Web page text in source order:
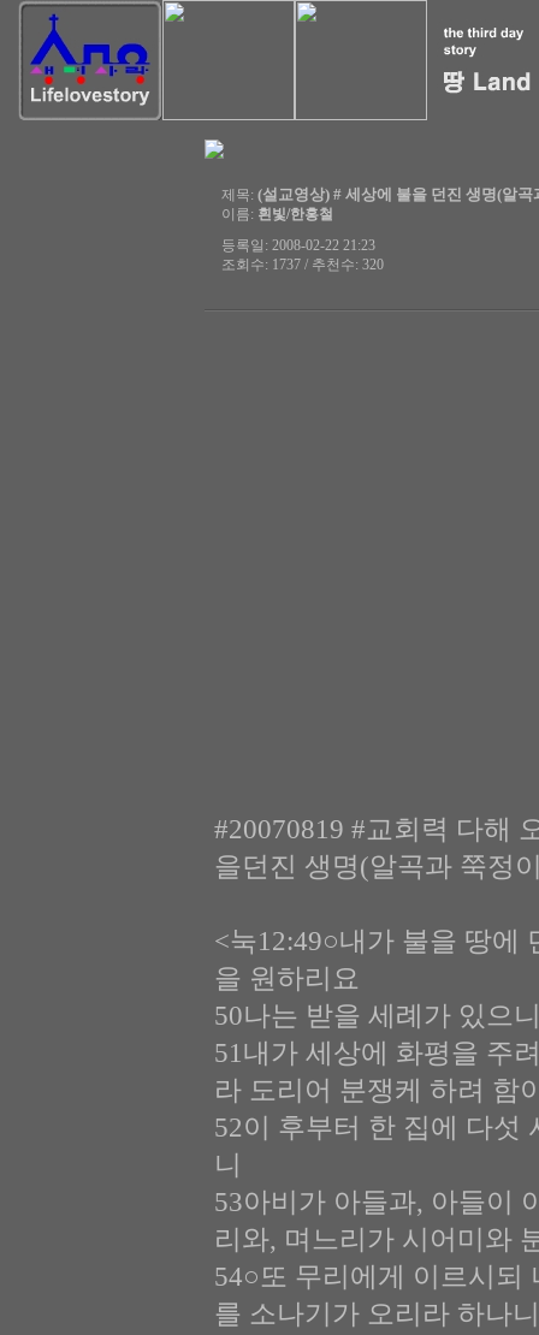
제목: (설교영상) # 세상에 불을 던진 생명(알
이름: 흰빛/한홍철
등록일: 2008-02-22 21:23
조회수: 1737 / 추천수: 320
#20070819 #교회력 다해
을던진 생명(알곡과 쭉정
<눅12:49○내가 불을 땅에
을 원하리요
50나는 받을 세례가 있으
51내가 세상에 화평을 주
라 도리어 분쟁케 하려 함
52이 후부터 한 집에 다섯
니
53아비가 아들과, 아들이
리와, 며느리가 시어미와
54○또 무리에게 이르시되
를 소나기가 오리라 하나